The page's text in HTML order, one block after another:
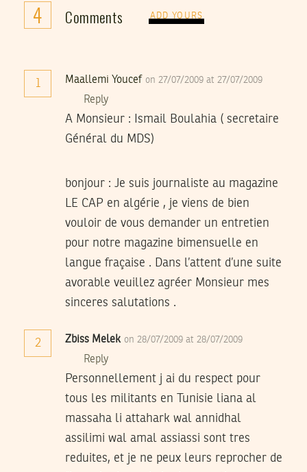
4 Comments ADD YOURS
1 Maallemi Youcef on 27/07/2009 at 27/07/2009
Reply
A Monsieur : Ismail Boulahia ( secretaire
Général du MDS)
bonjour : Je suis journaliste au magazine
LE CAP en algérie , je viens de bien
vouloir de vous demander un entretien
pour notre magazine bimensuelle en
langue fraçaise . Dans l’attent d’une suite
avorable veuillez agréer Monsieur mes
sinceres salutations .
2 Zbiss Melek on 28/07/2009 at 28/07/2009
Reply
Personnellement j ai du respect pour
tous les militants en Tunisie liana al
massaha li attahark wal annidhal
assilimi wal amal assiassi sont tres
reduites, et je ne peux leurs reprocher de